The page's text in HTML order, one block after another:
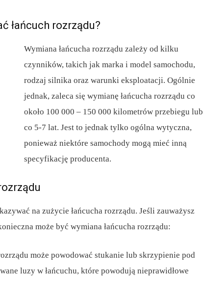
łańcuch rozrządu?
Wymiana łańcucha rozrządu zależy od kilku
czynników, takich jak marka i model samochodu,
rodzaj silnika oraz warunki eksploatacji. Ogólnie
jednak, zaleca się wymianę łańcucha rozrządu co
około 100 000 – 150 000 kilometrów przebiegu lub
co 5-7 lat. Jest to jednak tylko ogólna wytyczna,
ponieważ niektóre samochody mogą mieć inną
specyfikację producenta.
na zużycie łańcucha rozrządu. Jeśli zauważysz
może być wymiana łańcucha rozrządu:
może powodować stukanie lub skrzypienie pod
luzy w łańcuchu, które powodują nieprawidłowe